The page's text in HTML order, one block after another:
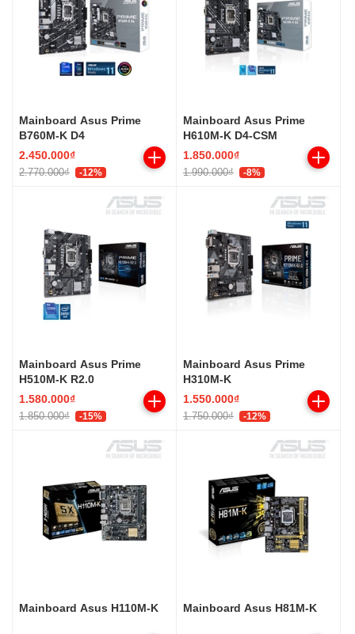
Mainboard Asus Prime
B760M-K D4
2.450.000₫
2.770.000₫ -12%
Mainboard Asus Prime
H610M-K D4-CSM
1.850.000₫
1.990.000₫ -8%
Mainboard Asus Prime
H510M-K R2.0
1.580.000₫
1.850.000₫ -15%
Mainboard Asus Prime
H310M-K
1.550.000₫
1.750.000₫ -12%
Mainboard Asus H110M-K Mainboard Asus H81M-K